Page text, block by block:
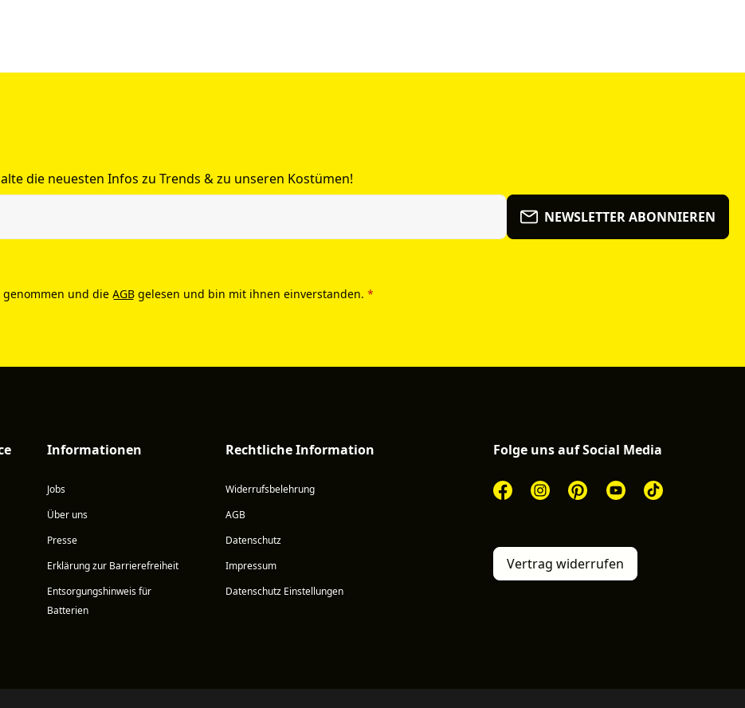
die neuesten Infos zu Trends & zu unseren Kostümen!
NEWSLETTER ABONNIEREN
und die AGB gelesen und bin mit ihnen einverstanden. *
Informationen
Jobs
Über uns
Presse
Erklärung zur Barrierefreiheit
Entsorgungshinweis für
Batterien
Rechtliche Information
Widerrufsbelehrung
AGB
Datenschutz
Impressum
Datenschutz Einstellungen
Folge uns auf Social Media
Vertrag widerrufen